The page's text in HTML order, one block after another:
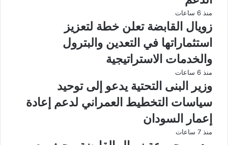
منذ 6 ساعات
زويال القابضة تعلن خطة لتعزيز
استثماراتها في التعدين والبترول
والخدمات الاستراتيجية
منذ 6 ساعات
وزير البنى التحتية يدعو إلى توحيد
سياسات التخطيط العمراني لدعم إعادة
إعمار السودان
منذ 7 ساعات